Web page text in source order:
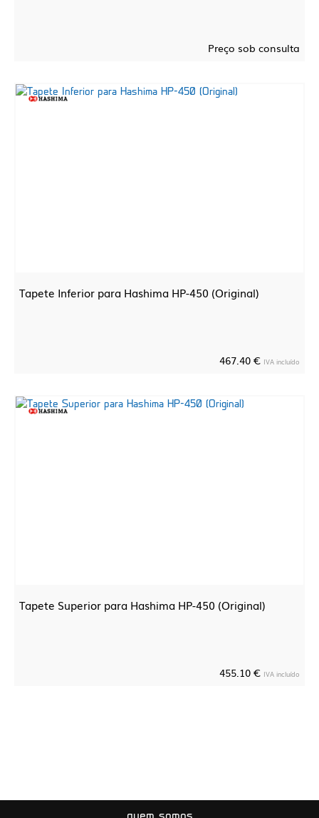
Preço sob consulta
Tapete Inferior para Hashima HP-450 (Original)
467.40 € IVA incluído
Tapete Superior para Hashima HP-450 (Original)
455.10 € IVA incluído